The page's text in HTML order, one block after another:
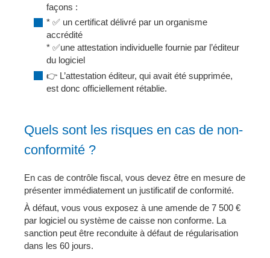
façons :
* ✅ un certificat délivré par un organisme
accrédité
* ✅une attestation individuelle fournie par l’éditeur
du logiciel
👉 L’attestation éditeur, qui avait été supprimée,
est donc officiellement rétablie.
Quels sont les risques en cas de non-
conformité ?
En cas de contrôle fiscal, vous devez être en mesure de
présenter immédiatement un justificatif de conformité.
À défaut, vous vous exposez à une amende de 7 500 €
par logiciel ou système de caisse non conforme. La
sanction peut être reconduite à défaut de régularisation
dans les 60 jours.